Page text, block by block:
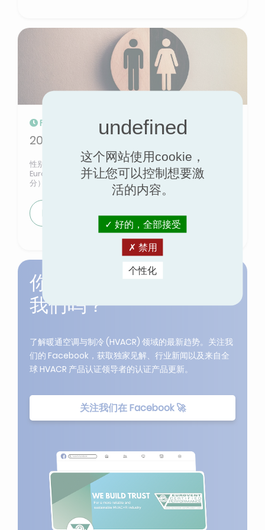
Feb 28, 2025
2024 年性别平等指数得分
性别平等指数是衡量工资不平等的工具。2024 年，
Eurovent Certification 的总得分为 85 分（满分 100
分）。
你在 Facebook 上关注
我们吗？
了解暖通空调与制冷 (HVACR) 领域的最新趋势。关注我
们的 Facebook，获取独家见解、行业新闻以及来自全
球 HVACR 产品认证领导者的认证产品更新。
关注我们在 Facebook 🚀
这个网站使用cookie，
并让您可以控制想要激
活的内容。
好的，全部接受
禁用
个性化